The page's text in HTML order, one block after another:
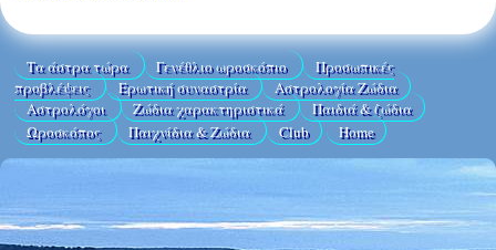
Τα άστρα τώρα Γενέθλιο ωροσκόπιο
Προσωπικές
προβλέψεις
Ερωτική συναστρία
Αστρολογία Ζώδια
Aστρολόγοι
Ζώδια χαρακτηριστικά
Παιδιά & ζώδια
Ωροσκόπος
Παιχνίδια & Ζώδια Club Home